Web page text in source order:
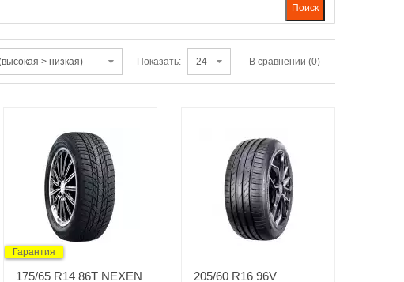
Показать: В сравнении (0)
Гарантия
175/65 R14 86T NEXEN
205/60 R16 96V